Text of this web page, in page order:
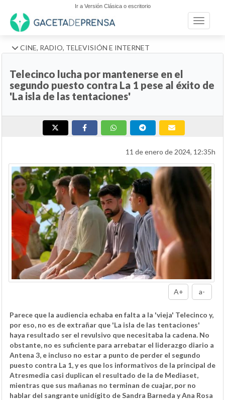
Ir a Versión Clásica o escritorio
Toggle
CINE, RADIO, TELEVISIÓN E INTERNET
Telecinco lucha por mantenerse en el
segundo puesto contra La 1 pese al éxito de
'La isla de las tentaciones'
11 de enero de 2024, 12:35h
A+ a-
Parece que la audiencia echaba en falta a la 'vieja' Telecinco y,
por eso, no es de extrañar que 'La isla de las tentaciones'
haya resultado ser el revulsivo que necesitaba la cadena. No
obstante, no es suficiente para arrebatar el liderazgo diario a
Antena 3, e incluso no estar a punto de perder el segundo
puesto contra La 1, y es que los informativos de la principal de
Atresmedia casi duplican el resultado de la de Mediaset,
mientras que sus mañanas no terminan de cuajar, por no
hablar del sangrante unidígito de Sandra Barneda y Ana Rosa